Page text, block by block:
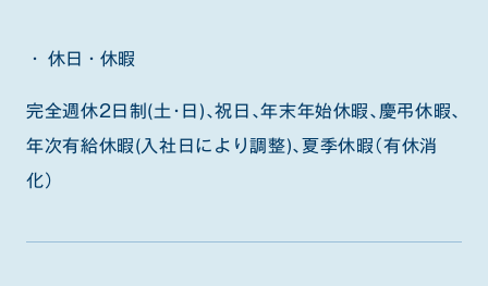
休日・休暇
完全週休2日制(土・日)、祝日、年末年始休暇、慶弔休暇、
年次有給休暇(入社日により調整)、夏季休暇（有休消
化）